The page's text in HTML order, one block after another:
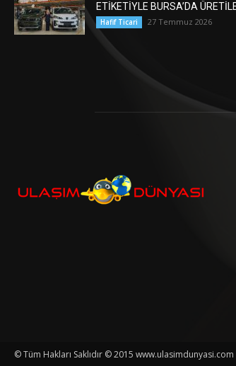
ETİKETİYLE BURSA’DA
Hafif Ticari 27 Temmuz 2026
© Tüm Hakları Saklıdır © 2015